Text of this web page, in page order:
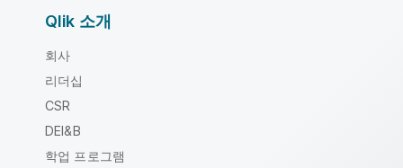
Qlik 소개
회사
리더십
CSR
DEI&B
학업 프로그램